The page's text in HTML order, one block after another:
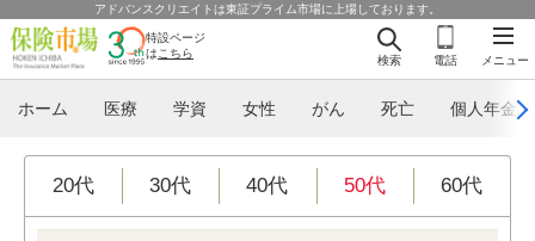
アドバンスクリエイトは東証プライム市場に上場しております。
メニュー
検索 電話
特設ページ
は こちら
ホーム 医療 学資 女性 がん 死亡 個人年金
20代 30代 40代 50代 60代